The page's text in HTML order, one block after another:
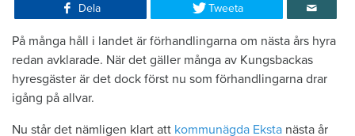
Dela Tweeta
På många håll i landet är förhandlingarna om nästa års hyra
redan avklarade. När det gäller många av Kungsbackas
hyresgäster är det dock först nu som förhandlingarna drar
igång på allvar.
Nu står det nämligen klart att kommunägda Eksta nästa år